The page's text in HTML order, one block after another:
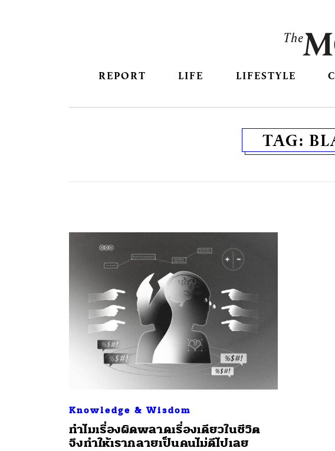
REPORT LIFE LIFESTYLE
TAG:
Knowledge & Wisdom
ทำไมเรื่องผิดพลาดเรื่องเดียวในชีวิต
จึงทำให้เรากลายเป็นคนไม่ดีไปเลย